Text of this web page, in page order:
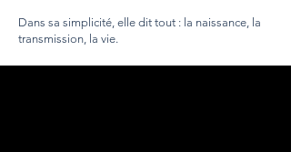
Dans sa simplicité, elle dit tout : la naissance, la
transmission, la vie.